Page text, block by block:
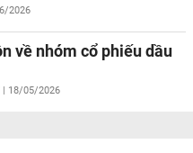
2026
về nhóm cổ phiếu dầu
| 18/05/2026